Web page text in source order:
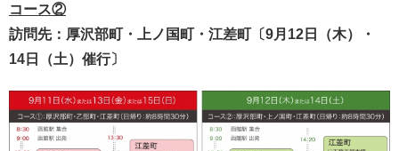
コース②
訪問先：厚沢部町・上ノ国町・江差町〔9月12日（木）・
14日（土）催行〕